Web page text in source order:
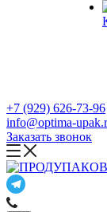
+7 (929) 626-73-96
info@optima-
Заказать звонок